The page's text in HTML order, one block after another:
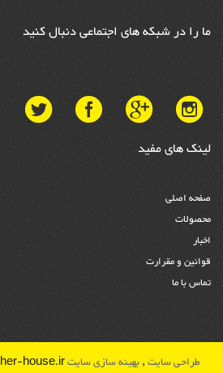
ما را در شبکه های اجتماعی دنبال کنید
لینک های مفید
صفحه اصلی
محصولات
اخبار
قوانین و مقرارت
تماس با ما
طراحی سایت,بهینه سازی سایتhouse.ir